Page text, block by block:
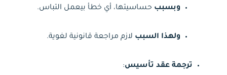
وبسبب حساسيتها، أي خطأ بيعمل التباس.
ولهذا السبب لازم مراجعة قانونية لغوية.
ترجمة عقد تأسيس: